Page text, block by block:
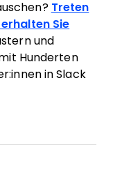
Treten
Sie
und
Hunderten
in Slack